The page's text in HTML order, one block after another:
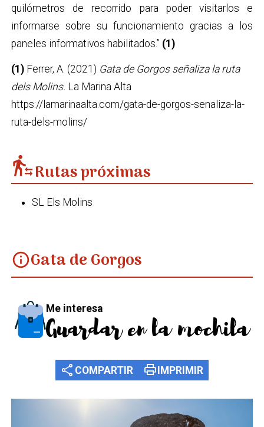
quilómetros de recorrido para poder visitarlos e
informarse sobre su funcionamiento gracias a los
paneles informativos habilitados.” (1)
(1)Ferrer, A. (2021) Gata de Gorgos señaliza la ruta
dels Molins. La Marina Alta
https://lamarinaalta.com/gata-de-gorgos-senaliza-la-
ruta-dels-molins/
transfer_within_a_stationRutas próximas
SL Els Molins
infoGata de Gorgos
Me interesa
Guardar en la mochila
share COMPARTIR printIMPRIMIR